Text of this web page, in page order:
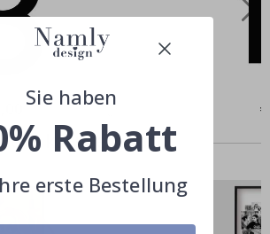
kauften auch
Sie haben
Rabatt
erste Bestellung